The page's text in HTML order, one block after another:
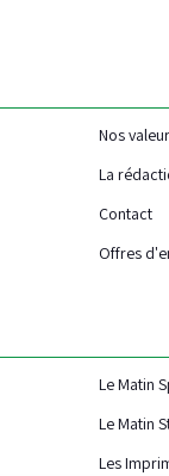
Nos
La
Contact
Offres
Le Matin
Le Matin
Les